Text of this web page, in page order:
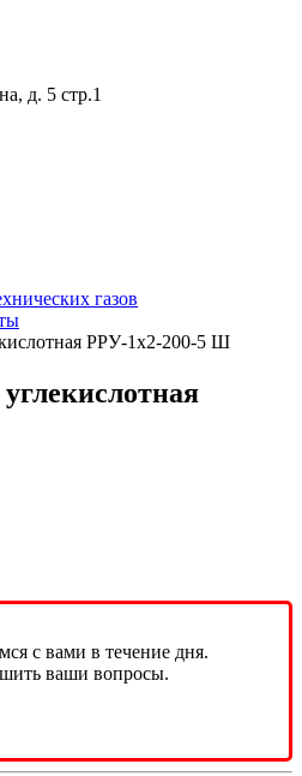
д. 5 стр.1
газов
РРУ-1х2-200-5 Ш
с вами в течение дня.
ваши вопросы.